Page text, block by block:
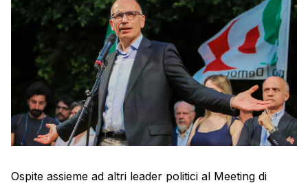
scolastico fino […]
Ospite assieme ad altri leader politici al Meeting di